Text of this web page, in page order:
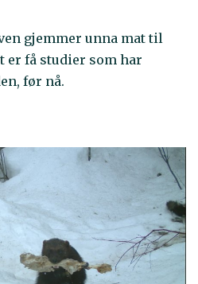
gjemmer unna mat til
er få studier som har
før nå.